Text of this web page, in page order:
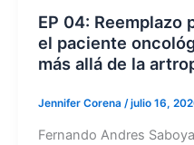
EP 04: Reemplazo
el paciente
más allá de la
Jennifer Corena /julio 16,
Fernando Andres